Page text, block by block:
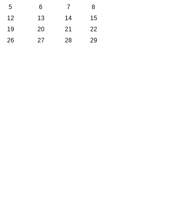
5 6 7
8
12 13 14
15
19 20 21
22
26 27 28
29